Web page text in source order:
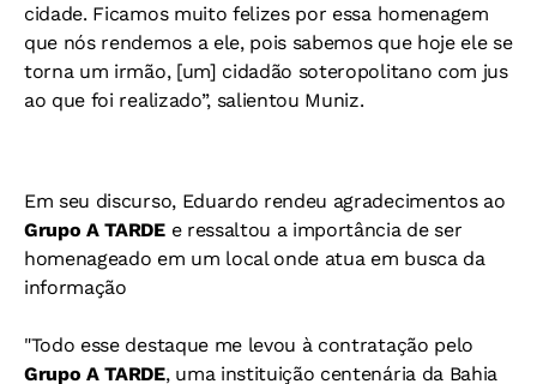
cidade. Ficamos muito felizes por essa homenagem
que nós rendemos a ele, pois sabemos que hoje ele se
torna um irmão, [um] cidadão soteropolitano com jus
ao que foi realizado”, salientou Muniz.
Em seu discurso, Eduardo rendeu agradecimentos ao
Grupo A TARDEe ressaltou a importância de ser
homenageado em um local onde atua em busca da
informação
"Todo esse destaque me levou à contratação pelo
Grupo A TARDE, uma instituição centenária da Bahia